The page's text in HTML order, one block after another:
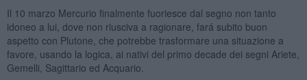
Il 10 marzo Mercurio finalmente fuoriesce dal segno non tanto
idoneo a lui, dove non riusciva a ragionare, fará subito buon
aspetto con Plutone, che potrebbe trasformare una situazione a
favore, usando la logica, ai nativi del primo decade dei segni Ariete,
Gemelli, Sagittario ed Acquario.